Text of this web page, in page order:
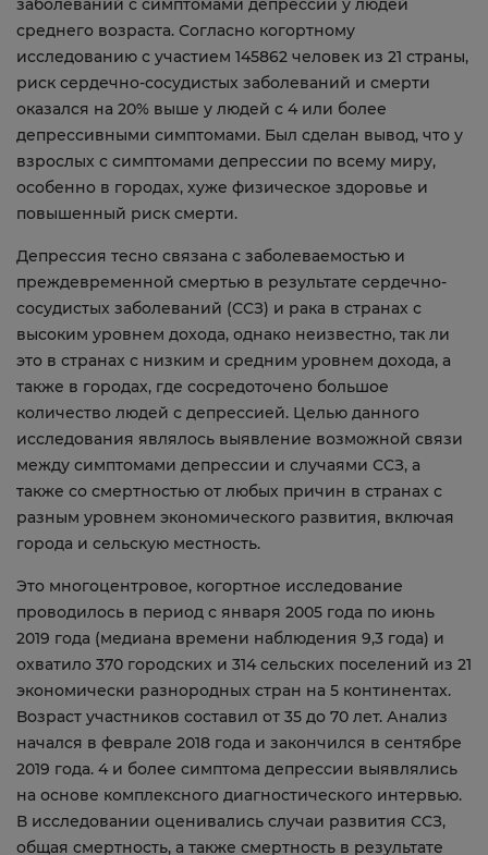
заболеваний с симптомами депрессии у людей
среднего возраста. Согласно когортному
исследованию с участием 145862 человек из 21 страны,
риск сердечно-сосудистых заболеваний и смерти
оказался на 20% выше у людей с 4 или более
депрессивными симптомами. Был сделан вывод, что у
взрослых с симптомами депрессии по всему миру,
особенно в городах, хуже физическое здоровье и
повышенный риск смерти.
Депрессия тесно связана с заболеваемостью и
преждевременной смертью в результате сердечно-
сосудистых заболеваний (ССЗ) и рака в странах с
высоким уровнем дохода, однако неизвестно, так ли
это в странах с низким и средним уровнем дохода, а
также в городах, где сосредоточено большое
количество людей с депрессией. Целью данного
исследования являлось выявление возможной связи
между симптомами депрессии и случаями ССЗ, а
также со смертностью от любых причин в странах с
разным уровнем экономического развития, включая
города и сельскую местность.
Это многоцентровое, когортное исследование
проводилось в период с января 2005 года по июнь
2019 года (медиана времени наблюдения 9,3 года) и
охватило 370 городских и 314 сельских поселений из 21
экономически разнородных стран на 5 континентах.
Возраст участников составил от 35 до 70 лет. Анализ
начался в феврале 2018 года и закончился в сентябре
2019 года. 4 и более симптома депрессии выявлялись
на основе комплексного диагностического интервью.
В исследовании оценивались случаи развития ССЗ,
общая смертность, а также смертность в результате